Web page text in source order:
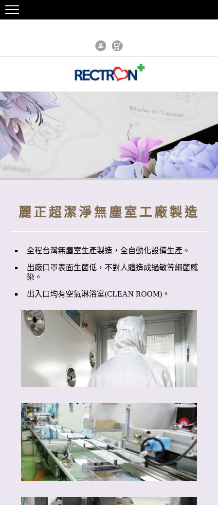
麗正超潔淨無塵室工廠製造
全程台灣無塵室生產製造，全自動化設備生產。
出廠口罩表面生菌低，不對人體造成過敏等細菌感
染。
出入口均有空氣淋浴室(CLEAN ROOM)。